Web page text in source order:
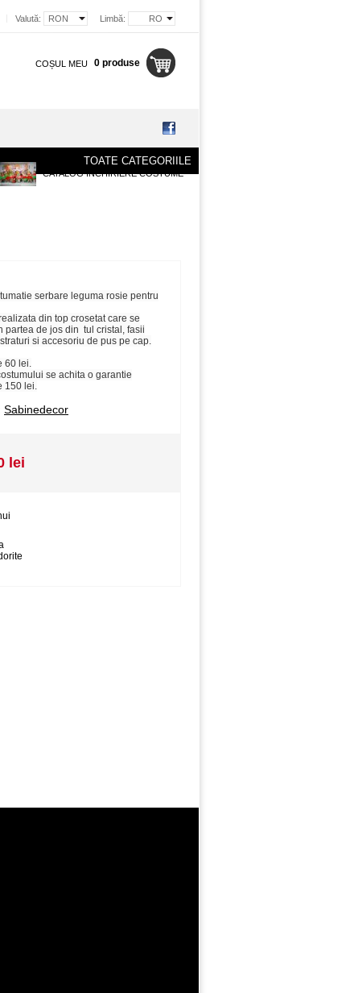
Limbă: RO
Valută: RON
COȘUL MEU 0 produse
CATALOG INCHIRIERE COSTUME
TOATE CATEGORIILE
serbare leguma rosie pentru
din top crosetat care se
partea de jos din tul cristal, fasii
si accesoriu de pus pe cap.
60 lei.
se achita o garantie
150 lei.
Sabinedecor
lei